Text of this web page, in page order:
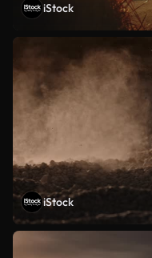
iStock
iStock